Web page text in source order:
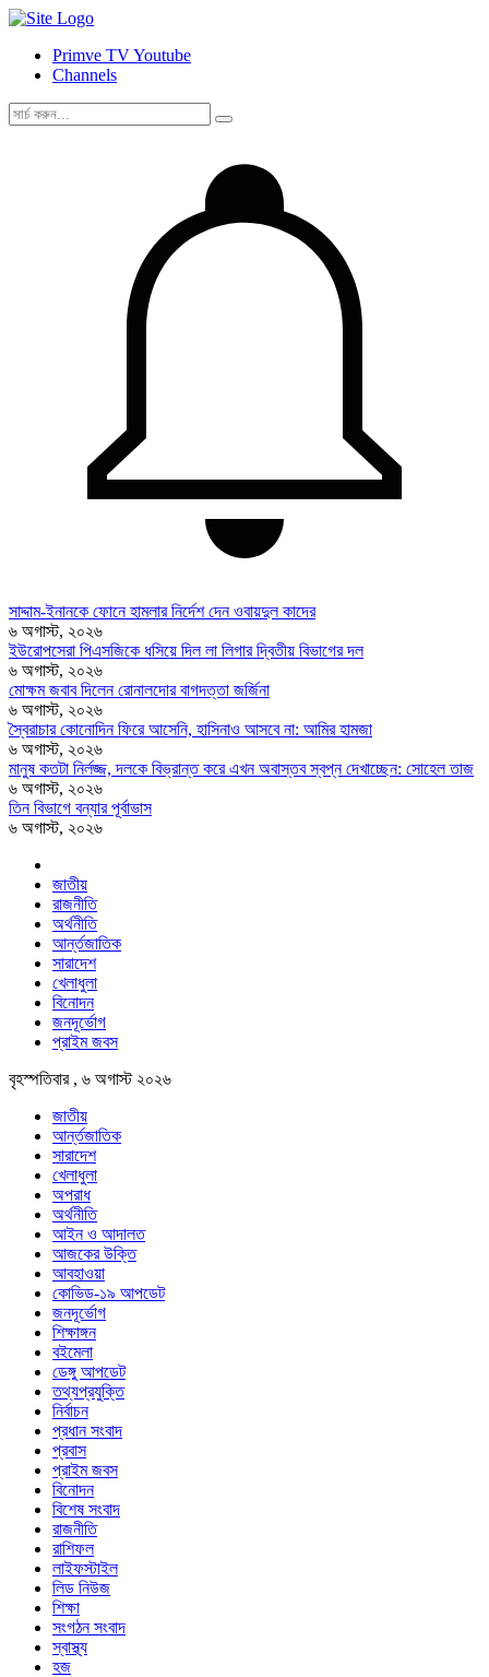
Primve TV Youtube
Channels
সাদ্দাম-ইনানকে ফোনে হামলার নির্দেশ দেন ওবায়দুল কাদের
৬ অগাস্ট, ২০২৬
ইউরোপসেরা পিএসজিকে ধসিয়ে দিল লা লিগার দ্বিতীয় বিভাগের দল
৬ অগাস্ট, ২০২৬
মোক্ষম জবাব দিলেন রোনালদোর বাগদত্তা জর্জিনা
৬ অগাস্ট, ২০২৬
স্বৈরাচার কোনোদিন ফিরে আসেনি, হাসিনাও আসবে না: আমির হামজা
৬ অগাস্ট, ২০২৬
মানুষ কতটা নির্লজ্জ, দলকে বিভ্রান্ত করে এখন অবাস্তব স্বপ্ন দেখাচ্ছেন: সোহেল তাজ
৬ অগাস্ট, ২০২৬
তিন বিভাগে বন্যার পূর্বাভাস
৬ অগাস্ট, ২০২৬
জাতীয়
রাজনীতি
অর্থনীতি
আর্ন্তজাতিক
সারাদেশ
খেলাধুলা
বিনোদন
জনদূর্ভোগ
প্রাইম জবস
বৃহস্পতিবার , ৬ অগাস্ট ২০২৬
জাতীয়
আর্ন্তজাতিক
সারাদেশ
খেলাধুলা
অপরাধ
অর্থনীতি
আইন ও আদালত
আজকের উক্তি
আবহাওয়া
কোভিড-১৯ আপডেট
জনদূর্ভোগ
শিক্ষাঙ্গন
বইমেলা
ডেঙ্গু আপডেট
তথ্যপ্রযুক্তি
নির্বাচন
প্রধান সংবাদ
প্রবাস
প্রাইম জবস
বিনোদন
বিশেষ সংবাদ
রাজনীতি
রাশিফল
লাইফস্টাইল
লিড নিউজ
শিক্ষা
সংগঠন সংবাদ
স্বাস্থ্য
হজ